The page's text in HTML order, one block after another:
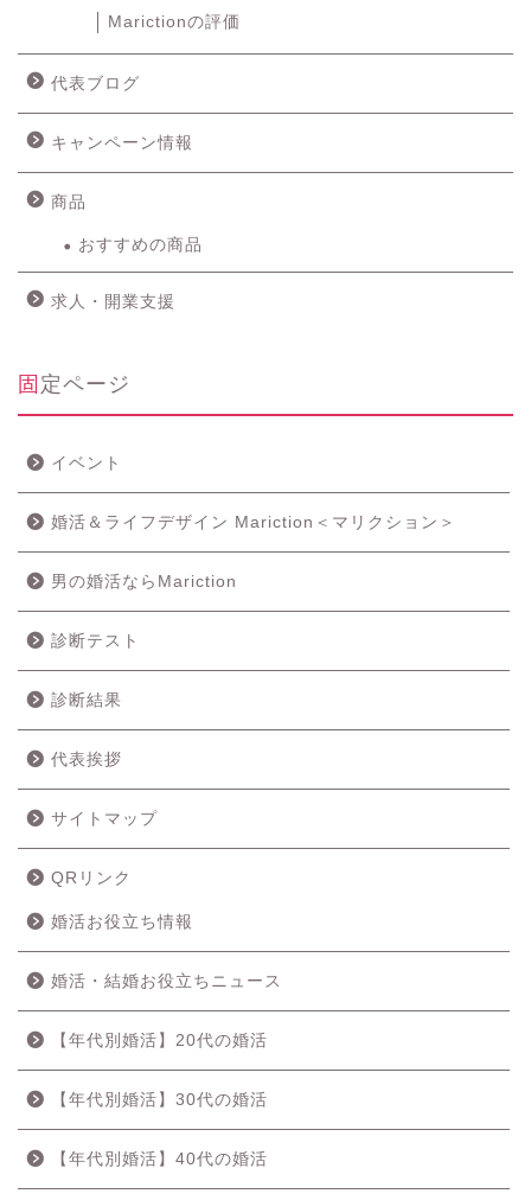
Marictionの評価
代表ブログ
キャンペーン情報
商品
おすすめの商品
求人・開業支援
固定ページ
イベント
婚活＆ライフデザイン Mariction＜マリクション＞
男の婚活ならMariction
診断テスト
診断結果
代表挨拶
サイトマップ
QRリンク
婚活お役立ち情報
婚活・結婚お役立ちニュース
【年代別婚活】20代の婚活
【年代別婚活】30代の婚活
【年代別婚活】40代の婚活